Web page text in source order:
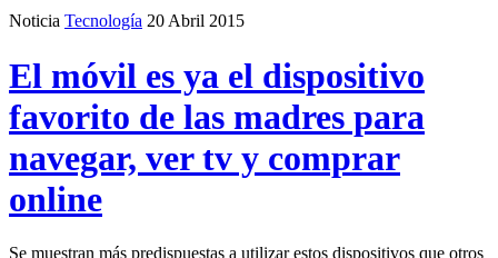
Noticia Tecnología 20 Abril 2015
El móvil es ya el dispositivo
favorito de las madres para
navegar, ver tv y comprar
online
Se muestran más predispuestas a utilizar estos dispositivos que otros